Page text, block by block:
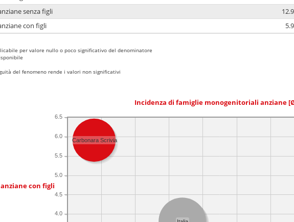
senza figli
12.9
con figli
5.9
per valore nullo o poco significativo del denominatore
del fenomeno rende i valori non significativi
Incidenza di famiglie monogenitoriali anziane
con figli
4.0
4.5
5.0
5.5
6.0
6.5
Carbonara Scrivia